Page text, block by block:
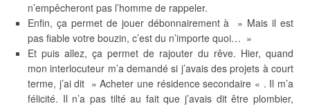
n’empêcheront pas l’homme de rappeler.
Enfin, ça permet de jouer débonnairement à » Mais il est
pas fiable votre bouzin, c’est du n’importe quoi… »
Et puis allez, ça permet de rajouter du rêve. Hier, quand
mon interlocuteur m’a demandé si j’avais des projets à court
terme, j’ai dit » Acheter une résidence secondaire « . Il m’a
félicité. Il n’a pas tilté au fait que j’avais dit être plombier,